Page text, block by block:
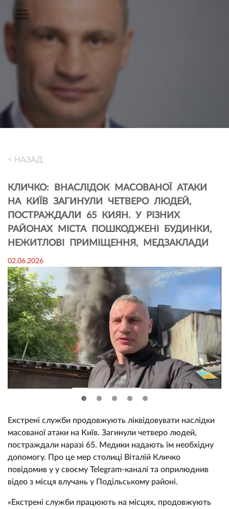
Toggle navigation
< НАЗАД
КЛИЧКО: ВНАСЛІДОК МАСОВАНОЇ АТАКИ
НА КИЇВ ЗАГИНУЛИ ЧЕТВЕРО ЛЮДЕЙ,
ПОСТРАЖДАЛИ 65 КИЯН. У РІЗНИХ
РАЙОНАХ МІСТА ПОШКОДЖЕНІ БУДИНКИ,
НЕЖИТЛОВІ ПРИМІЩЕННЯ, МЕДЗАКЛАДИ
02.06.2026
Екстрені служби продовжують ліквідовувати наслідки
масованої атаки на Київ. Загинули четверо людей,
постраждали наразі 65. Медики надають їм необхідну
допомогу. Про це мер столиці Віталій Кличко
повідомив у у своєму Telegram-каналі та оприлюднив
відео з місця влучань у Подільському районі.
«Екстрені служби працюють на місцях, продовжують